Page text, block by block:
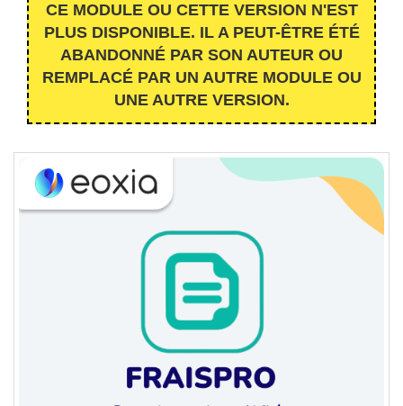
CE MODULE OU CETTE VERSION N'EST
PLUS DISPONIBLE. IL A PEUT-ÊTRE ÉTÉ
ABANDONNÉ PAR SON AUTEUR OU
REMPLACÉ PAR UN AUTRE MODULE OU
UNE AUTRE VERSION.